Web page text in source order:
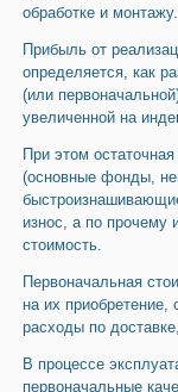
обработке и монтажу.
Прибыль от
определяется, как
(или
увеличенной на
При этом
(основные фонды,
износ, а по прочему
стоимость.
Первоначальная
на их приобретение,
расходы по
В процессе
первоначальные